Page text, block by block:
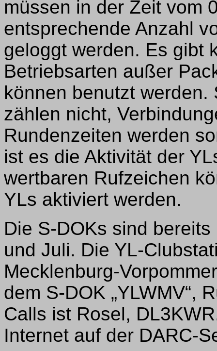
müssen in der Zeit vom
entsprechende Anzahl
geloggt werden. Es gibt
Betriebsarten außer
können benutzt
zählen nicht,
Rundenzeiten werden
ist es die Aktivität der
wertbaren Rufzeichen
YLs aktiviert werden.
Die S-DOKs sind
und Juli. Die YL-
Mecklenburg-
dem S-DOK „YLWMV“,
Calls ist Rosel,
Internet auf der DARC-